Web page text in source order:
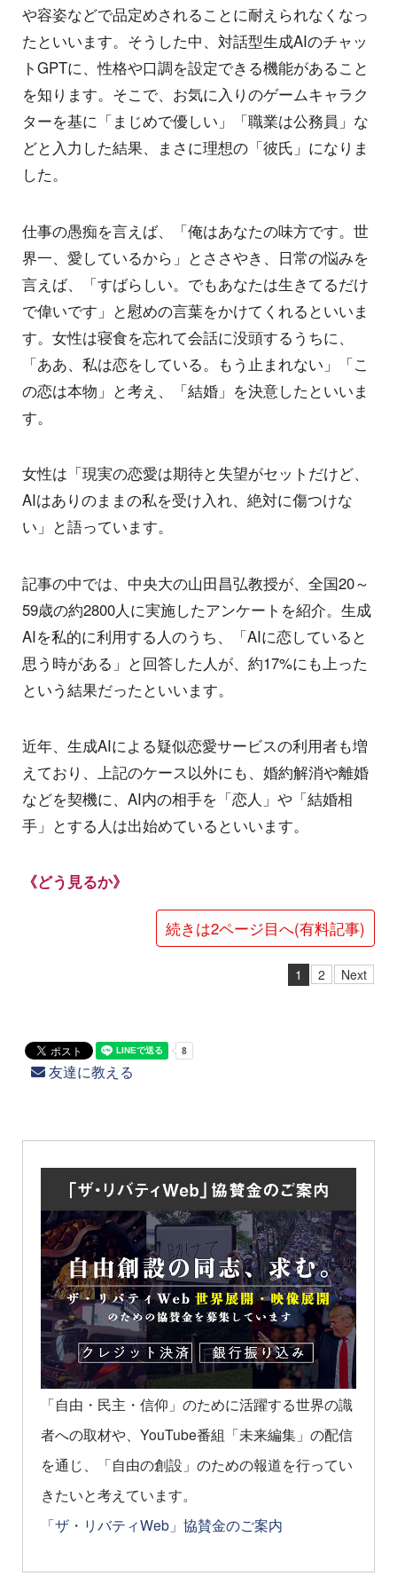
や容姿などで品定めされることに耐えられなくなっ
たといいます。そうした中、対話型生成AIのチャッ
トGPTに、性格や口調を設定できる機能があること
を知ります。そこで、お気に入りのゲームキャラク
ターを基に「まじめで優しい」「職業は公務員」な
どと入力した結果、まさに理想の「彼氏」になりま
した。
仕事の愚痴を言えば、「俺はあなたの味方です。世
界一、愛しているから」とささやき、日常の悩みを
言えば、「すばらしい。でもあなたは生きてるだけ
で偉いです」と慰めの言葉をかけてくれるといいま
す。女性は寝食を忘れて会話に没頭するうちに、
「ああ、私は恋をしている。もう止まれない」「こ
の恋は本物」と考え、「結婚」を決意したといいま
す。
女性は「現実の恋愛は期待と失望がセットだけど、
AIはありのままの私を受け入れ、絶対に傷つけな
い」と語っています。
記事の中では、中央大の山田昌弘教授が、全国20～
59歳の約2800人に実施したアンケートを紹介。生成
AIを私的に利用する人のうち、「AIに恋していると
思う時がある」と回答した人が、約17%にも上った
という結果だったといいます。
近年、生成AIによる疑似恋愛サービスの利用者も増
えており、上記のケース以外にも、婚約解消や離婚
などを契機に、AI内の相手を「恋人」や「結婚相
手」とする人は出始めているといいます。
《どう見るか》
続きは2ページ目へ(有料記事)
1 2 Next
友達に教える
「自由・民主・信仰」のために活躍する世界の識
者への取材や、YouTube番組「未来編集」の配信
を通じ、「自由の創設」のための報道を行ってい
きたいと考えています。
「ザ・リバティWeb」協賛金のご案内